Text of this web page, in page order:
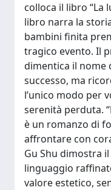
colloca il libro “La
libro narra la
bambini finita
tragico evento. Il
dimentica il nome
successo, ma
l’unico modo per
serenità perduta.
è un romanzo di
affrontare con
Gu Shu dimostra
linguaggio
valore estetico,